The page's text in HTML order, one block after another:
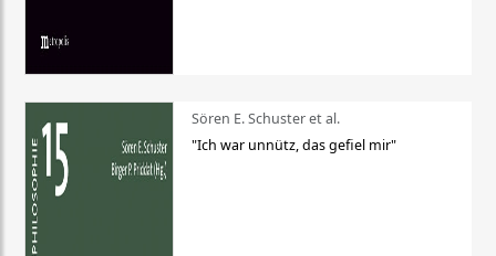
Sören E. Schuster et al.
"Ich war unnütz, das gefiel mir"